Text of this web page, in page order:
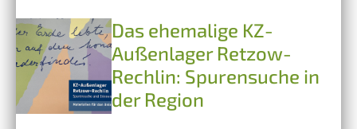
Das ehemalige KZ-
Außenlager Retzow-
Rechlin: Spurensuche in
der Region